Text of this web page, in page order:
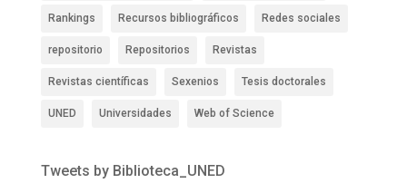
Rankings Recursos bibliográficos Redes sociales
repositorio Repositorios Revistas
Revistas científicas Sexenios Tesis doctorales
UNED Universidades Web of Science
Tweets by Biblioteca_UNED